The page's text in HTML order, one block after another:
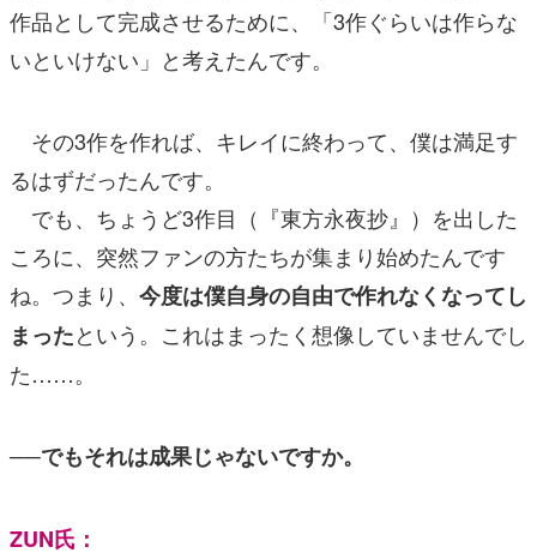
作品として完成させるために、「3作ぐらいは作らな
いといけない」と考えたんです。
その3作を作れば、キレイに終わって、僕は満足す
るはずだったんです。
でも、ちょうど3作目（『東方永夜抄』）を出した
ころに、突然ファンの方たちが集まり始めたんです
ね。つまり、 今度は僕自身の自由で作れなくなってし
まったという。これはまったく想像していませんでし
た……。
──でもそれは成果じゃないですか。
ZUN氏：